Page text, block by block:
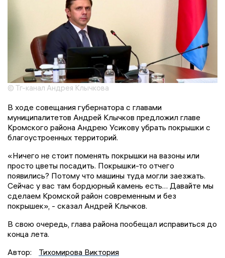
© Тг-канал Андрея Клычкова
В ходе совещания губернатора с главами
муниципалитетов Андрей Клычков предложил главе
Кромского района Андрею Усикову убрать покрышки с
благоустроенных территорий.
«Ничего не стоит поменять покрышки на вазоны или
просто цветы посадить. Покрышки-то отчего
появились? Потому что машины туда могли заезжать.
Сейчас у вас там бордюрный камень есть… Давайте мы
сделаем Кромской район современным и без
покрышек», - сказал Андрей Клычков.
В свою очередь, глава района пообещал исправиться до
конца лета.
Автор:
Тихомирова Виктория